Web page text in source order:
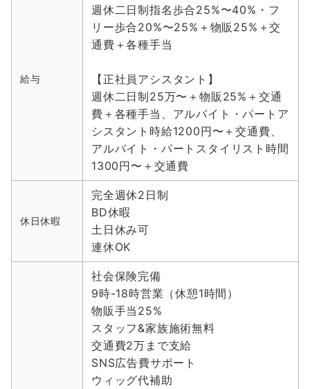
給与
週休二日制指名歩合25%〜40%・フ
リー歩合20%〜25%＋物販25%＋交
通費＋各種手当
【正社員アシスタント】
週休二日制25万〜＋物販25%＋交通
費＋各種手当、アルバイト・パートア
シスタント時給1200円〜＋交通費、
アルバイト・パートスタイリスト時間
1300円〜＋交通費
休日休暇
完全週休2日制
BD休暇
土日休み可
連休OK
社会保険完備
9時-18時営業（休憩1時間）
物販手当25%
スタッフ&家族施術無料
交通費2万まで支給
SNS広告費サポート
ウィッグ代補助